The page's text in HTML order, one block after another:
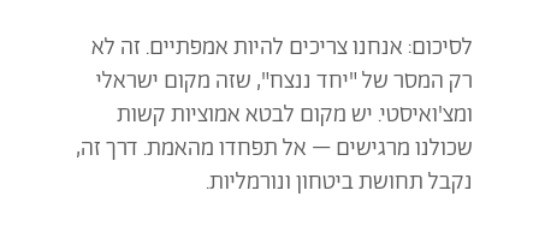
לסיכום: אנחנו צריכים להיות אמפתיים. זה לא
רק המסר של "יחד ננצח", שזה מקום ישראלי
ומצ'ואיסטי. יש מקום לבטא אמוציות קשות
שכולנו מרגישים – אל תפחדו מהאמת. דרך זה,
נקבל תחושת ביטחון ונורמליות.